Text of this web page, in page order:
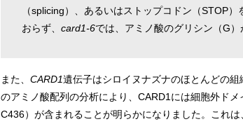
（splicing）、あるいはストップコドン（STOP）
おらず、 card1-6では、アミノ酸のグリシン（G）
また、 CARD1遺伝子はシロイヌナズナのほとんどの
のアミノ酸配列の分析により、CARD1には細胞外ド
C436）が含まれることが明らかになりました。これ